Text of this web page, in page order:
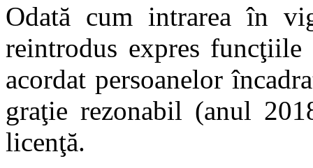
Odată cum intrarea în
reintrodus expres
acordat persoanelor
graţie rezonabil (anul
licenţă.